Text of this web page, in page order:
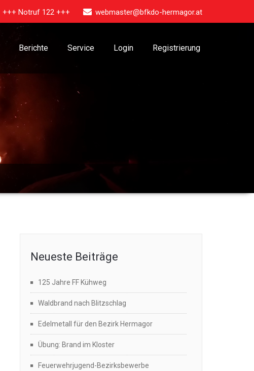
+++ Notruf 122 +++ webmaster@bfkdo-hermagor.at
Berichte Service Login Registrierung
Neueste Beiträge
125 Jahre FF Kühweg
Waldbrand nach Blitzschlag
Edelmetall für den Bezirk Hermagor
Übung: Brand im Kloster
Feuerwehrjugend-Bezirksbewerbe